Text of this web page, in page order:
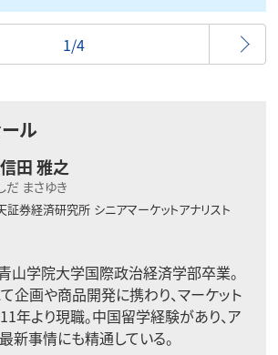
1/4
ル
田 雅之
だ まさゆき
証券経済研究所 シニアマーケットアナリスト
山学院大学国際政治経済学部卒業。
企画や商品開発に携わり、マーケット
年より現職。中国留学経験があり、ア
新事情にも精通している。